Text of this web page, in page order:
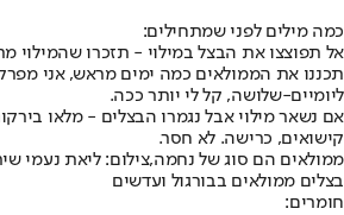
כמה מילים לפני שמתחילים:
אל תפוצצו את הבצל במילוי - תזכרו שהמילוי
תכננו את הממולאים כמה ימים מראש, אני
ליומיים-שלושה, קל לי יותר ככה.
אם נשאר מילוי אבל נגמרו הבצלים - מלאו
קישואים, כרישה. לא חסר.
ממולאים הם סוג של נחמה,צילום: ליאת נעמי
בצלים ממולאים בבורגול ועדשים
חומרים: